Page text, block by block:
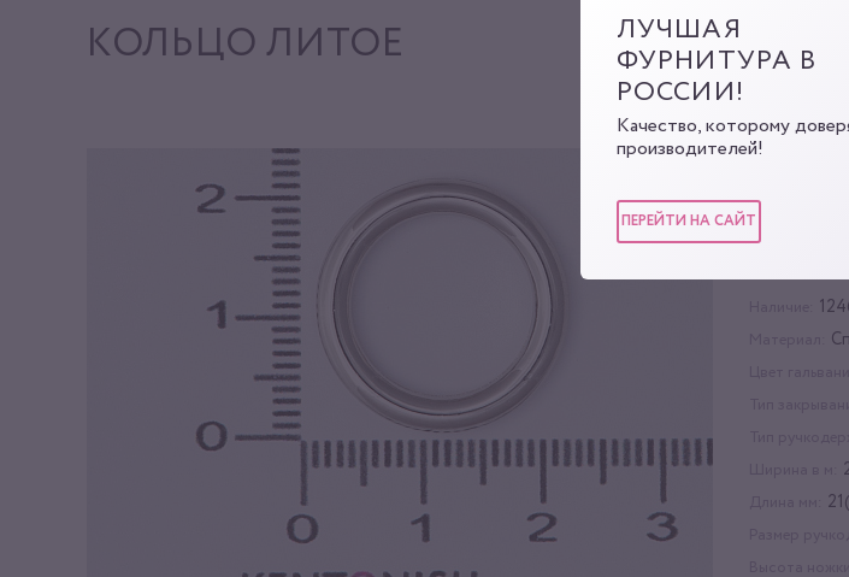
КОЛЬЦО ЛИТОЕ
Артикул:
Категории:
ЛУЧШАЯ
ФУРНИТУРА В
РОССИИ!
Качество, которому
производителей!
ПЕРЕЙТИ НА САЙТ